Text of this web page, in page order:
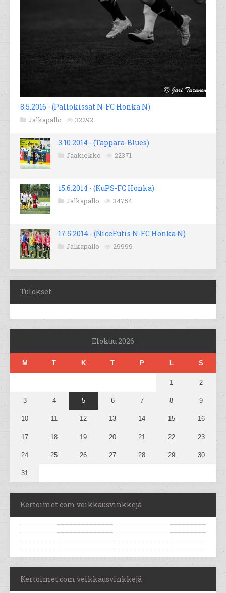
8.5.2016 - (Pallokissat N-FC Honka N)
Jalkapallo 32292
3.10.2014 - (Tappara-Blues)
Jääkiekko 22371
15.6.2014 - (KuPS-FC Honka)
Jalkapallo 34754
17.5.2014 - (NiceFutis N-FC Honka N)
Jalkapallo 29999
Tulokset
Elokuu 2026
M T K T P L S
1 2
3 4 5 6 7 8 9
10 11 12 13 14 15 16
17 18 19 20 21 22 23
24 25 26 27 28 29 30
31
Kertoimet.com veikkausvinkkejä
Kertoimet.com veikkausvinkkejä